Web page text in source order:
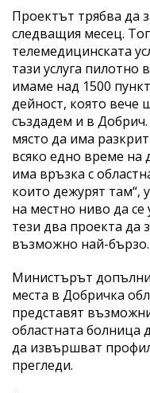
Проектът трябва да
следващия месец.
телемедицинската
тази услуга пилотно
имаме над 1500
дейност, която вече
създадем и в
място да има
всяко едно време на
има връзка с
които дежурят там“,
на местно ниво да
тези два проекта да
възможно най-бързо.
Министърът
места в Добричка
представят
областната болница
да извършват
прегледи.